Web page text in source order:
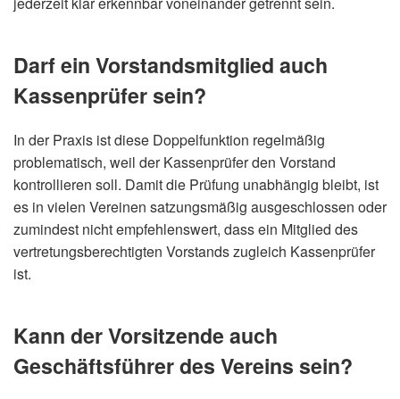
Darf ein Vorstandsmitglied auch
Kassenprüfer sein?
In der Praxis ist diese Doppelfunktion regelmäßig
problematisch, weil der Kassenprüfer den Vorstand
kontrollieren soll. Damit die Prüfung unabhängig bleibt, ist
es in vielen Vereinen satzungsmäßig ausgeschlossen oder
zumindest nicht empfehlenswert, dass ein Mitglied des
vertretungsberechtigten Vorstands zugleich Kassenprüfer
ist.
Kann der Vorsitzende auch
Geschäftsführer des Vereins sein?